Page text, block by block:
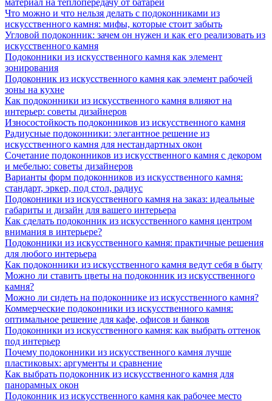
Что можно и что нельзя делать с подоконниками из
искусственного камня: мифы, которые стоит забыть
Угловой подоконник: зачем он нужен и как его реализовать из
искусственного камня
Подоконники из искусственного камня как элемент
зонирования
Подоконник из искусственного камня как элемент рабочей
зоны на кухне
Как подоконники из искусственного камня влияют на
интерьер: советы дизайнеров
Износостойкость подоконников из искусственного камня
Радиусные подоконники: элегантное решение из
искусственного камня для нестандартных окон
Сочетание подоконников из искусственного камня с декором
и мебелью: советы дизайнеров
Варианты форм подоконников из искусственного камня:
стандарт, эркер, под стол, радиус
Подоконники из искусственного камня на заказ: идеальные
габариты и дизайн для вашего интерьера
Как сделать подоконник из искусственного камня центром
внимания в интерьере?
Подоконники из искусственного камня: практичные решения
для любого интерьера
Как подоконники из искусственного камня ведут себя в быту
Можно ли ставить цветы на подоконник из искусственного
камня?
Можно ли сидеть на подоконнике из искусственного камня?
Коммерческие подоконники из искусственного камня:
оптимальное решение для кафе, офисов и банков
Подоконники из искусственного камня: как выбрать оттенок
под интерьер
Почему подоконники из искусственного камня лучше
пластиковых: аргументы и сравнение
Как выбрать подоконник из искусственного камня для
панорамных окон
Подоконник из искусственного камня как рабочее место